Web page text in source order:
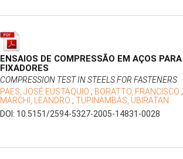
ENSAIOS DE COMPRESSÃO EM AÇOS PARA
FIXADORES
COMPRESSION TEST IN STEELS FOR FASTENERS
PAES, JOSÉ EUSTÁQUIO ; BORATTO, FRANCISCO ;
MARCHI, LEANDRO ; TUPINAMBÁS, UBIRATAN
DOI: 10.5151/2594-5327-2005-14831-0028